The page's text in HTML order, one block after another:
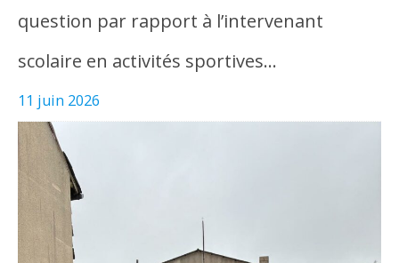
question par rapport à l’intervenant
scolaire en activités sportives…
11 juin 2026